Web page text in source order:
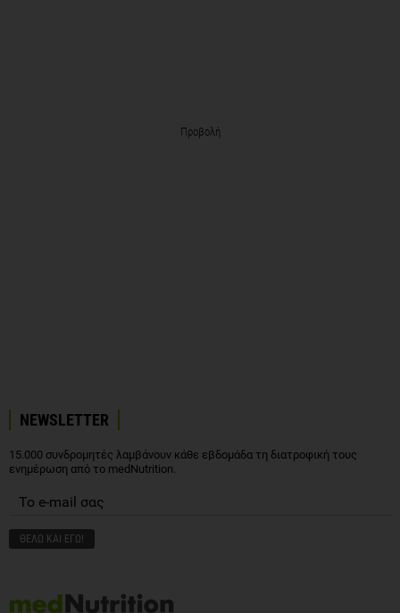
Προβολή
NEWSLETTER
15.000 συνδρομητές λαμβάνουν κάθε εβδομάδα τη διατροφική τους
ενημέρωση από το medNutrition.